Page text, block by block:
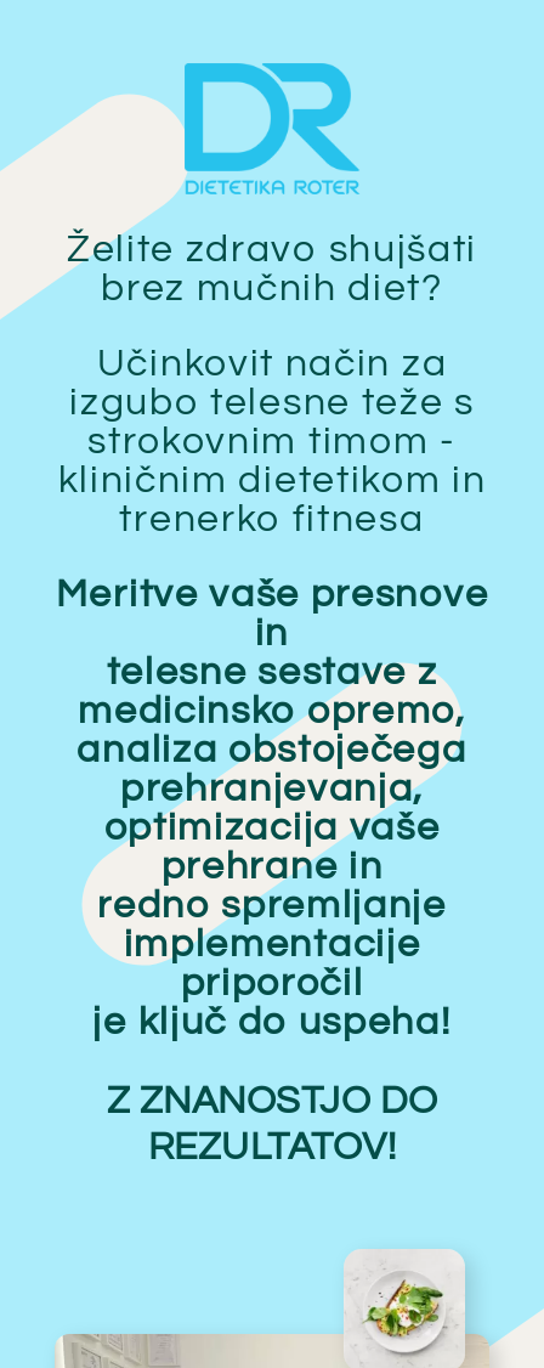
Želite zdravo shujšati
brez mučnih diet?
Učinkovit način za
izgubo telesne teže s
strokovnim timom -
kliničnim dietetikom in
trenerko fitnesa
Meritve vaše presnove
in
telesne sestave z
medicinsko opremo,
analiza obstoječega
prehranjevanja,
optimizacija vaše
prehrane in
redno spremljanje
implementacije
priporočil
je ključ do uspeha!
Z ZNANOSTJO DO
REZULTATOV!